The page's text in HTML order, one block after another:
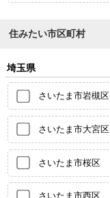
住みたい市区町村
埼玉県
さいたま市岩槻区
さいたま市大宮区
さいたま市桜区
さいたま市西区